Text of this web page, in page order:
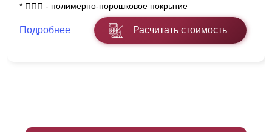
* ППП - полимерно-порошковое покрытие
Подробнее Расчитать стоимость